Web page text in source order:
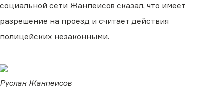
социальной сети Жанпеисов сказал, что имеет
разрешение на проезд и считает действия
полицейских незаконными.
Руслан Жанпеисов